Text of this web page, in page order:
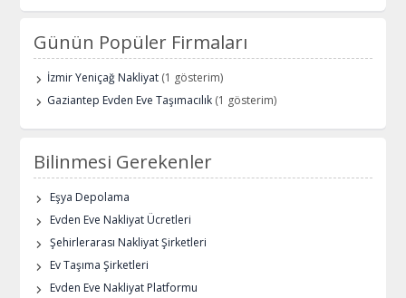
Günün Popüler Firmaları
İzmir Yeniçağ Nakliyat (1 gösterim)
Gaziantep Evden Eve Taşımacılık (1 gösterim)
Bilinmesi Gerekenler
Eşya Depolama
Evden Eve Nakliyat Ücretleri
Şehirlerarası Nakliyat Şirketleri
Ev Taşıma Şirketleri
Evden Eve Nakliyat Platformu